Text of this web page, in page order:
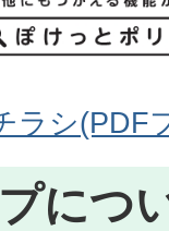
ラシ(PDF
につ